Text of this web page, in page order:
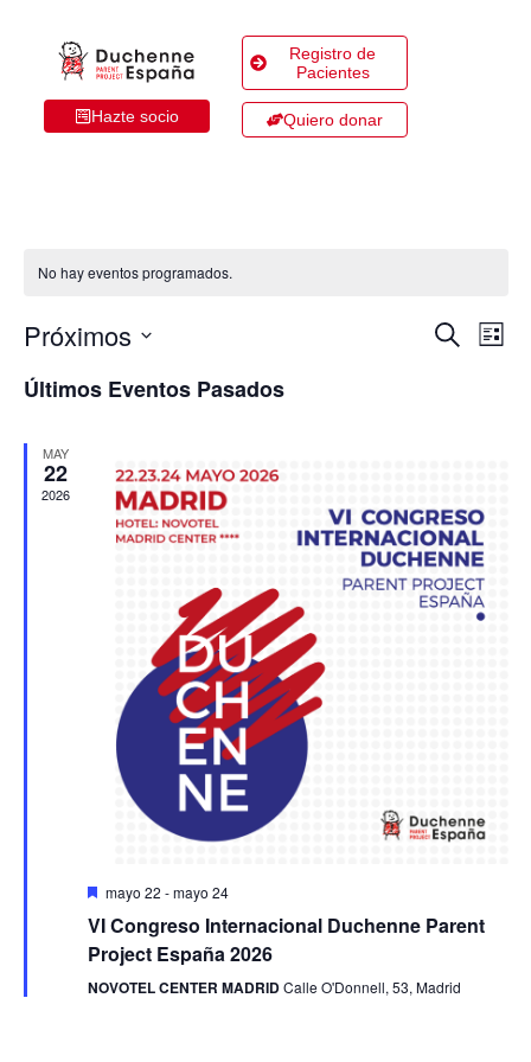
Hazte socio
Registro de
Pacientes
Quiero donar
No hay eventos programados.
de
Buscar
Lista
Próximos
la
Últimos Eventos Pasados
MAY
22
2026
Destacado
mayo 22 -mayo 24
VI Congreso Internacional Duchenne Parent
Project España 2026
NOVOTEL CENTER MADRIDCalle O'Donnell, 53, Madrid